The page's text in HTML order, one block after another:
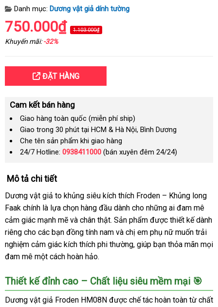
Danh mục: Dương vật giả dính tường
750.000₫ 1.103.000₫
Khuyến mãi:-32%
ĐẶT HÀNG
Cam kết bán hàng
Giao hàng toàn quốc (miễn phí ship)
Giao trong 30 phút tại HCM & Hà Nội, Bình Dương
Che tên sản phẩm khi giao hàng
24/7 Hotline: 0938411000 (bán xuyên đêm 24/24)
Mô tả chi tiết
Dương vật giả to khủng siêu kích thích Froden – Khủng long
Faak chính là lựa chọn hàng đầu dành cho những ai đam mê
cảm giác mạnh mẽ và chân thật. Sản phẩm được thiết kế dành
riêng cho các bạn đồng tính nam và chị em phụ nữ muốn trải
nghiệm cảm giác kích thích phi thường, giúp bạn thỏa mãn mọi
đam mê một cách hoàn hảo.
Thiết kế đỉnh cao – Chất liệu siêu mềm mại 🎯
Dương vật giả Froden HM08N được chế tác hoàn toàn từ chất